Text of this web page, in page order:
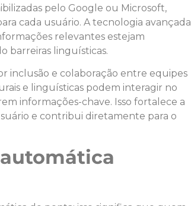
pelo Google ou Microsoft,
cada usuário. A tecnologia avançada
relevantes estejam
barreiras linguísticas.
inclusão e colaboração entre equipes
e linguísticas podem interagir no
informações-chave. Isso fortalece a
e contribui diretamente para o